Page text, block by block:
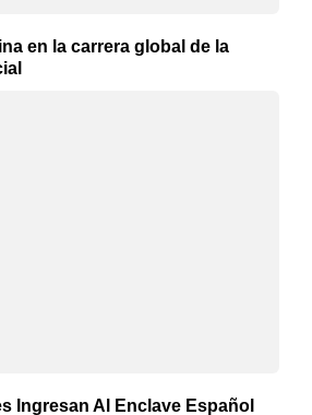
en la carrera global de la
Ingresan Al Enclave Español